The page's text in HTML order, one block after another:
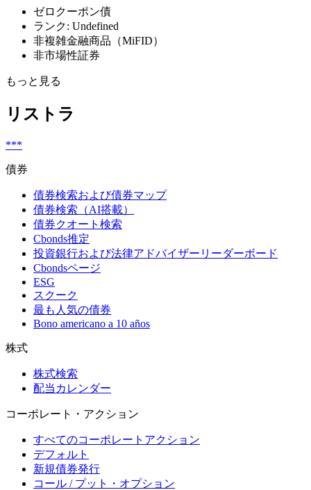
ゼロクーポン債
ランク: Undefined
非複雑金融商品（MiFID）
非市場性証券
もっと見る
リストラ
***
債券
債券検索および債券マップ
債券検索（AI搭載）
債券クオート検索
Cbonds推定
投資銀行および法律アドバイザーリーダーボード
Cbondsページ
ESG
スクーク
最も人気の債券
Bono americano a 10 años
株式
株式検索
配当カレンダー
コーポレート・アクション
すべてのコーポレートアクション
デフォルト
新規債券発行
コール / プット・オプション